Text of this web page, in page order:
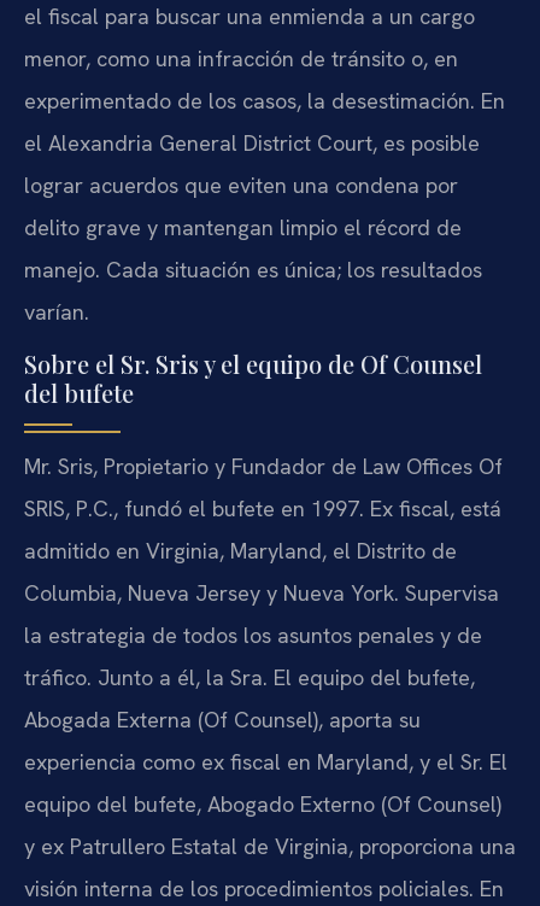
el fiscal para buscar una enmienda a un cargo
menor, como una infracción de tránsito o, en
experimentado de los casos, la desestimación. En
el Alexandria General District Court, es posible
lograr acuerdos que eviten una condena por
delito grave y mantengan limpio el récord de
manejo. Cada situación es única; los resultados
varían.
Sobre el Sr. Sris y el equipo de Of Counsel
del bufete
Mr. Sris, Propietario y Fundador de Law Offices Of
SRIS, P.C., fundó el bufete en 1997. Ex fiscal, está
admitido en Virginia, Maryland, el Distrito de
Columbia, Nueva Jersey y Nueva York. Supervisa
la estrategia de todos los asuntos penales y de
tráfico. Junto a él, la Sra. El equipo del bufete,
Abogada Externa (Of Counsel), aporta su
experiencia como ex fiscal en Maryland, y el Sr. El
equipo del bufete, Abogado Externo (Of Counsel)
y ex Patrullero Estatal de Virginia, proporciona una
visión interna de los procedimientos policiales. En